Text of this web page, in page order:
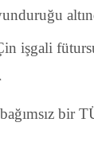
işgali
bir